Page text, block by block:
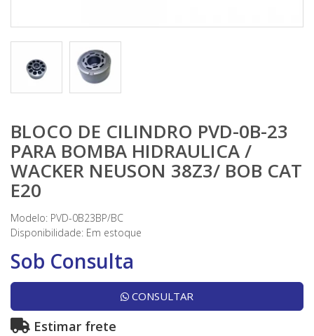
BLOCO DE CILINDRO PVD-0B-23
PARA BOMBA HIDRAULICA /
WACKER NEUSON 38Z3/ BOB CAT
E20
Modelo: PVD-0B23BP/BC
Disponibilidade: Em estoque
Sob Consulta
CONSULTAR
Estimar frete